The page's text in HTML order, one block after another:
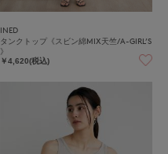
INED
タンクトップ《スビン綿MIX天竺/A-GIRL’S
》
￥4,620(税込)